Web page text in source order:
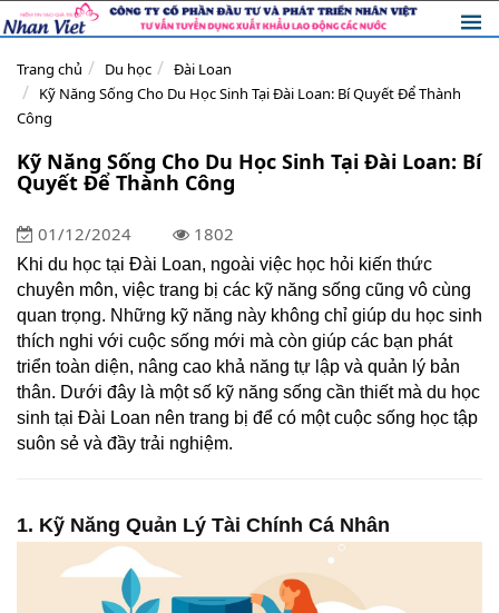
Trang chủ Du học
Đài Loan
Kỹ Năng Sống Cho Du Học Sinh Tại Đài Loan: Bí Quyết Để Thành
Công
Kỹ Năng Sống Cho Du Học Sinh Tại Đài Loan: Bí
Quyết Để Thành Công
01/12/2024 1802
Khi du học tại Đài Loan, ngoài việc học hỏi kiến thức
chuyên môn, việc trang bị các kỹ năng sống cũng vô cùng
quan trọng. Những kỹ năng này không chỉ giúp du học sinh
thích nghi với cuộc sống mới mà còn giúp các bạn phát
triển toàn diện, nâng cao khả năng tự lập và quản lý bản
thân. Dưới đây là một số kỹ năng sống cần thiết mà du học
sinh tại Đài Loan nên trang bị để có một cuộc sống học tập
suôn sẻ và đầy trải nghiệm.
1. Kỹ Năng Quản Lý Tài Chính Cá Nhân